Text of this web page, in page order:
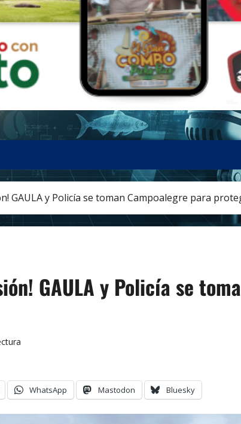
GAULA y Policía se toman Campoalegre para
GAULA y Policía se
WhatsApp Mastodon Bluesky